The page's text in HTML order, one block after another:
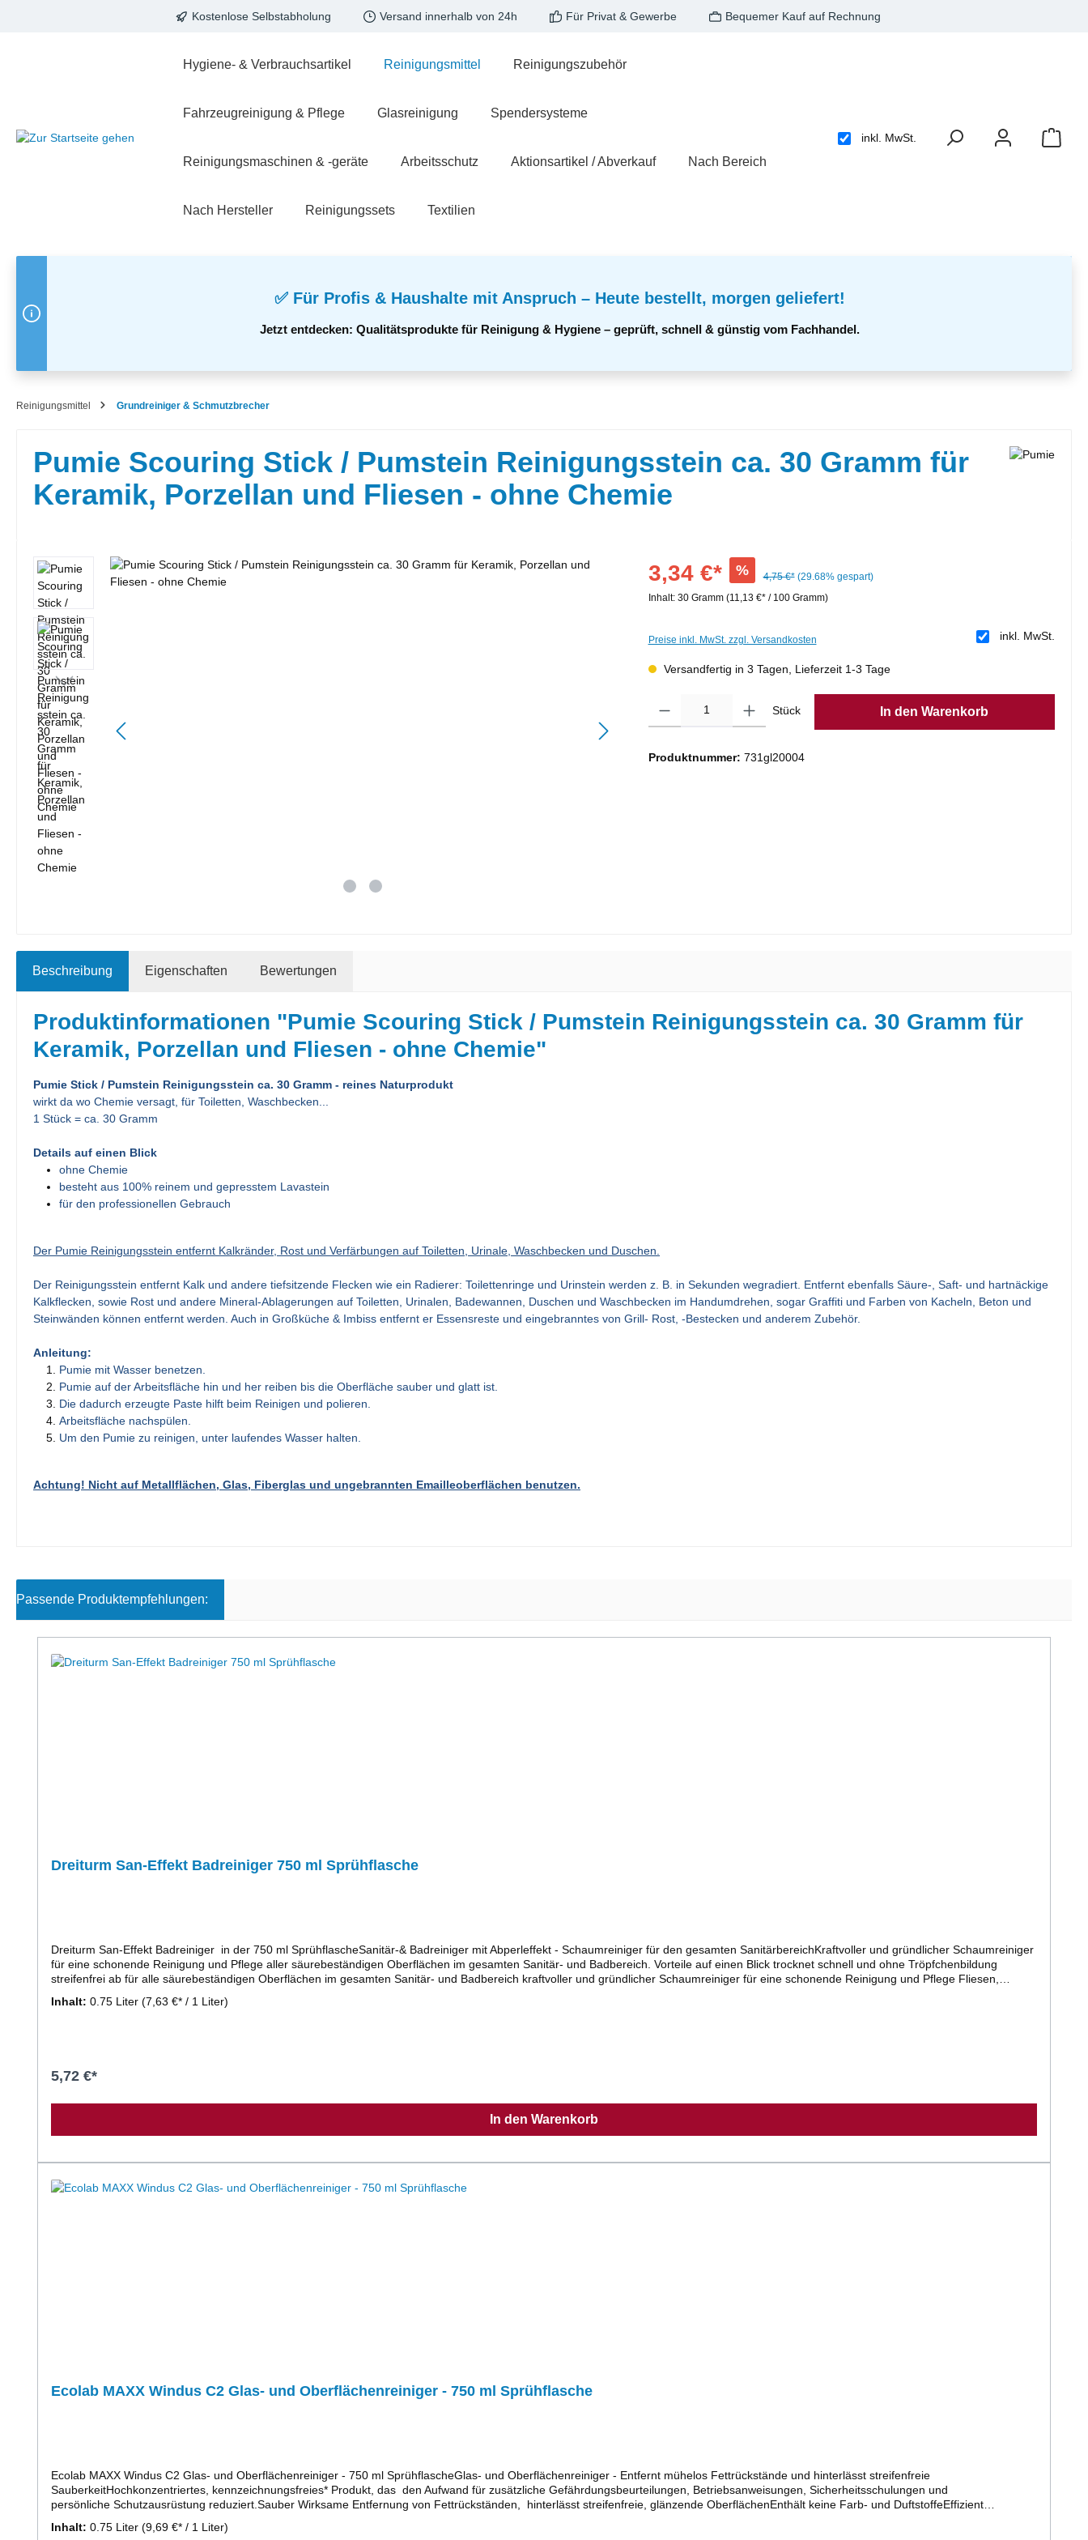
Zur Hauptnavigation springenKostenlose Selbstabholung Versand innerhalb von 24h Für Privat & Gewerbe Bequemer Kauf auf Rechnung
Hygiene- & Verbrauchsartikel Reinigungsmittel Reinigungszubehör
Fahrzeugreinigung & Pflege Glasreinigung Spendersysteme
Reinigungsmaschinen & -geräte Arbeitsschutz Aktionsartikel / Abverkauf Nach Bereich
Nach Hersteller Reinigungssets Textilien
inkl. MwSt.
✅ Für Profis & Haushalte mit Anspruch – Heute bestellt, morgen geliefert!
Jetzt entdecken: Qualitätsprodukte für Reinigung & Hygiene – geprüft, schnell & günstig vom Fachhandel.
Reinigungsmittel Grundreiniger & Schmutzbrecher
Pumie Scouring Stick / Pumstein Reinigungsstein ca. 30 Gramm für
Keramik, Porzellan und Fliesen - ohne Chemie
Bildergalerie überspringen 3,34 €* % 4,75 €* (29.68% gespart)
Inhalt: 30 Gramm (11,13 €* / 100 Gramm)
inkl. MwSt.
Preise inkl. MwSt. zzgl. Versandkosten
Versandfertig in 3 Tagen, Lieferzeit 1-3 Tage
Stück In den Warenkorb
Produktnummer: 731gl20004
Beschreibung Eigenschaften Bewertungen
Produktinformationen "Pumie Scouring Stick / Pumstein Reinigungsstein ca. 30 Gramm für
Keramik, Porzellan und Fliesen - ohne Chemie"
Pumie Stick / Pumstein Reinigungsstein ca. 30 Gramm - reines Naturprodukt
wirkt da wo Chemie versagt, für Toiletten, Waschbecken...
1 Stück = ca. 30 Gramm
Details auf einen Blick
ohne Chemie
besteht aus 100% reinem und gepresstem Lavastein
für den professionellen Gebrauch
Der Pumie Reinigungsstein entfernt Kalkränder, Rost und Verfärbungen auf Toiletten, Urinale, Waschbecken und Duschen.
Der Reinigungsstein entfernt Kalk und andere tiefsitzende Flecken wie ein Radierer: Toilettenringe und Urinstein werden z. B. in Sekunden wegradiert. Entfernt ebenfalls Säure-, Saft- und hartnäckige
Kalkflecken, sowie Rost und andere Mineral-Ablagerungen auf Toiletten, Urinalen, Badewannen, Duschen und Waschbecken im Handumdrehen, sogar Graffiti und Farben von Kacheln, Beton und
Steinwänden können entfernt werden. Auch in Großküche & Imbiss entfernt er Essensreste und eingebranntes von Grill- Rost, -Bestecken und anderem Zubehör.
Anleitung:
Pumie mit Wasser benetzen.
Pumie auf der Arbeitsfläche hin und her reiben bis die Oberfläche sauber und glatt ist.
Die dadurch erzeugte Paste hilft beim Reinigen und polieren.
Arbeitsfläche nachspülen.
Um den Pumie zu reinigen, unter laufendes Wasser halten.
Achtung! Nicht auf Metallflächen, Glas, Fiberglas und ungebrannten Emailleoberflächen benutzen.
Passende Produktempfehlungen:
Dreiturm San-Effekt Badreiniger 750 ml Sprühflasche
Dreiturm San-Effekt Badreiniger in der 750 ml SprühflascheSanitär-& Badreiniger mit Abperleffekt - Schaumreiniger für den gesamten SanitärbereichKraftvoller und gründlicher Schaumreiniger
für eine schonende Reinigung und Pflege aller säurebeständigen Oberflächen im gesamten Sanitär- und Badbereich. Vorteile auf einen Blick trocknet schnell und ohne Tröpfchenbildung
streifenfrei ab für alle säurebeständigen Oberflächen im gesamten Sanitär- und Badbereich kraftvoller und gründlicher Schaumreiniger für eine schonende Reinigung und Pflege Fliesen,
Aerosolbildung durch den eingesetzten Schaumkopf. Anwendung Die zu behandelnde Fläche einfach mit SAN-EFFEKT einsprühen, einwirken lassen und mit klarem Wasser abspülen - fertig!
Inhalt: 0.75 Liter (7,63 €* / 1 Liter)
5,72 €*
In den Warenkorb
Ecolab MAXX Windus C2 Glas- und Oberflächenreiniger - 750 ml Sprühflasche
Ecolab MAXX Windus C2 Glas- und Oberflächenreiniger - 750 ml SprühflascheGlas- und Oberflächenreiniger - Entfernt mühelos Fettrückstände und hinterlässt streifenfreie
SauberkeitHochkonzentriertes, kennzeichnungsfreies* Produkt, das den Aufwand für zusätzliche Gefährdungsbeurteilungen, Betriebsanweisungen, Sicherheitsschulungen und
persönliche Schutzausrüstung reduziert.Sauber Wirksame Entfernung von Fettrückständen, hinterlässt streifenfreie, glänzende OberflächenEnthält keine Farb- und DuftstoffeEffizient
gemäß CLP-Verordnung – erfordert keine zusätzliche Schutzausrüstung ÖkozertifiziertAnwendungsbereich Zur Reinigung aller wasserbeständigen Oberflächen, insbesondere Fenster,
Inhalt: 0.75 Liter (9,69 €* / 1 Liter)